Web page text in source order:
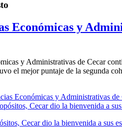
Económicas y
y Administrativas de Cecar
el mejor puntaje de la segunda
Cecar dio la bienvenida a sus